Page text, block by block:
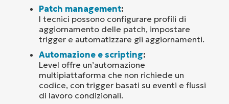
Patch management:
I tecnici possono configurare profili di
aggiornamento delle patch, impostare
trigger e automatizzare gli aggiornamenti.
Automazione e scripting:
Level offre un’automazione
multipiattaforma che non richiede un
codice, con trigger basati su eventi e flussi
di lavoro condizionali.